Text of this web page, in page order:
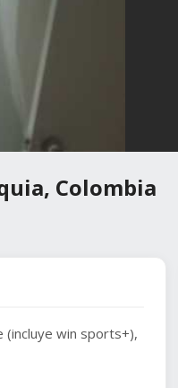
Colombia
(incluye win sports+),